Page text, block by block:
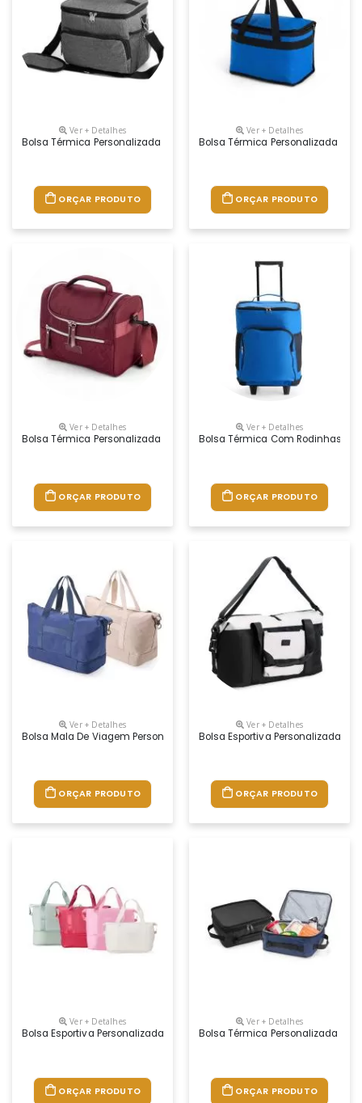
Ver + Detalhes
Bolsa Térmica Personalizada
ORÇAR PRODUTO
Ver + Detalhes
Bolsa Térmica Personalizada
ORÇAR PRODUTO
Ver + Detalhes
Bolsa Térmica Personalizada
ORÇAR PRODUTO
Ver + Detalhes
Bolsa Térmica Com Rodinhas
ORÇAR PRODUTO
Ver + Detalhes
Bolsa Mala De Viagem Personalizada
ORÇAR PRODUTO
Ver + Detalhes
Bolsa Esportiva Personalizada
ORÇAR PRODUTO
Ver + Detalhes
Bolsa Esportiva Personalizada
ORÇAR PRODUTO
Ver + Detalhes
Bolsa Térmica Personalizada
ORÇAR PRODUTO